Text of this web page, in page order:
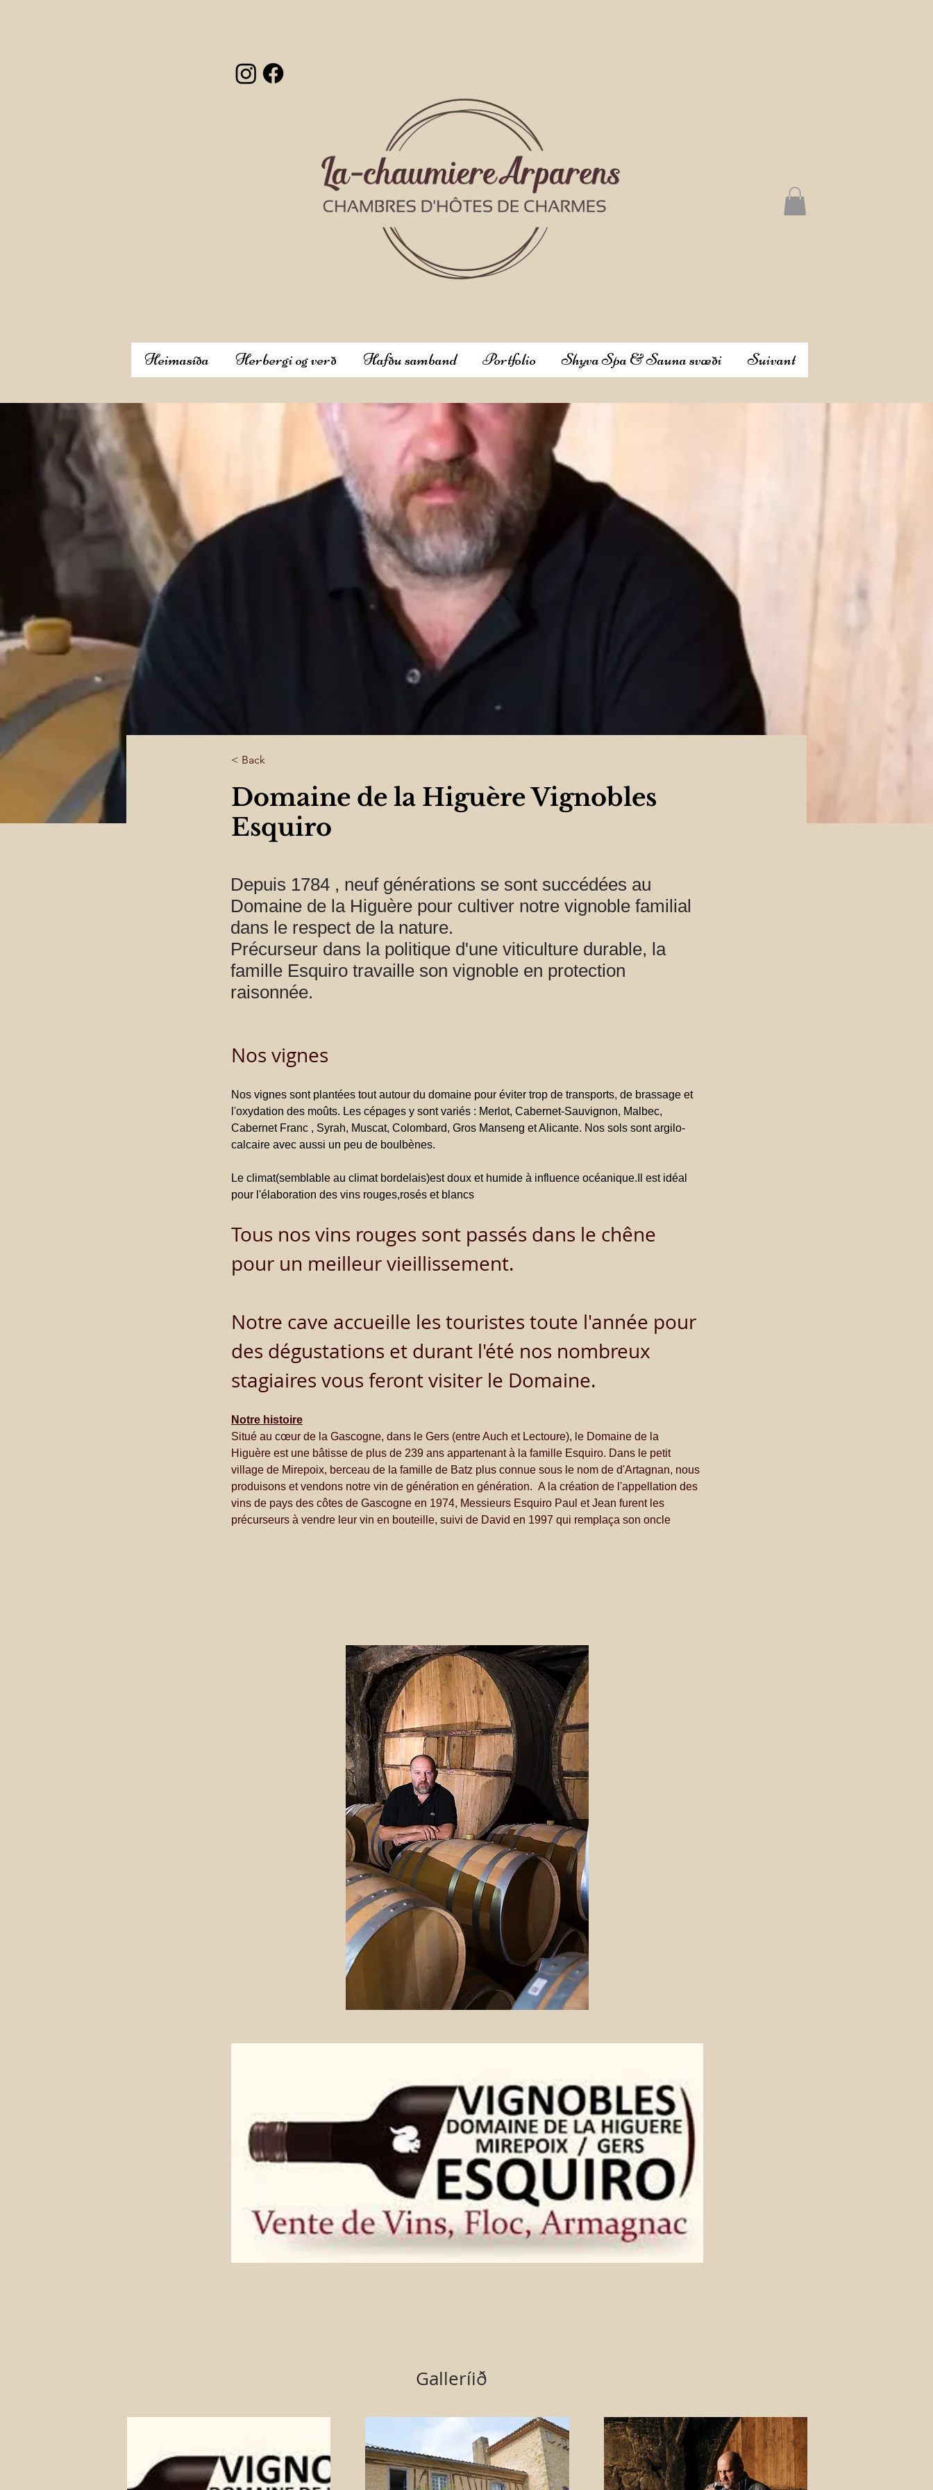
Heimasíða Herbergi og verð Hafðu samband Portfolio Shyva Spa & Sauna svæði Suivant
< Back
Domaine de la Higuère Vignobles
Esquiro
Depuis 1784 , neuf générations se sont succédées au
Domaine de la Higuère pour cultiver notre vignoble familial
dans le respect de la nature.
Précurseur dans la politique d'une viticulture durable, la
famille Esquiro travaille son vignoble en protection
raisonnée.
Nos vignes
Nos vignes sont plantées tout autour du domaine pour éviter trop de transports, de brassage et
l'oxydation des moûts. Les cépages y sont variés : Merlot, Cabernet-Sauvignon, Malbec,
Cabernet Franc , Syrah, Muscat, Colombard, Gros Manseng et Alicante. Nos sols sont argilo-
calcaire avec aussi un peu de boulbènes.
Le climat(semblable au climat bordelais)est doux et humide à influence océanique.Il
est idéal
pour l'élaboration des vins rouges,rosés et blancs
Tous nos vins rouges sont passés dans le chêne
pour un meilleur vieillissement.
Notre cave accueille les touristes toute l'année pour
des dégustations et durant l'été nos nombreux
stagiaires vous feront visiter le Domaine.
Notre histoire
Situé au cœur de la Gascogne, dans le Gers (entre Auch et Lectoure), le Domaine de la
Higuère est une bâtisse de plus de 239 ans appartenant à la famille Esquiro. Dans le petit
village de Mirepoix, berceau de la famille de Batz plus connue sous le nom de d'Artagnan, nous
produisons et vendons notre vin de génération en génération. A la création de l'appellation des
vins de pays des côtes de Gascogne en 1974, Messieurs Esquiro Paul et Jean furent les
précurseurs à vendre leur vin en bouteille, suivi de David en 1997 qui remplaça son oncle
Galleríið